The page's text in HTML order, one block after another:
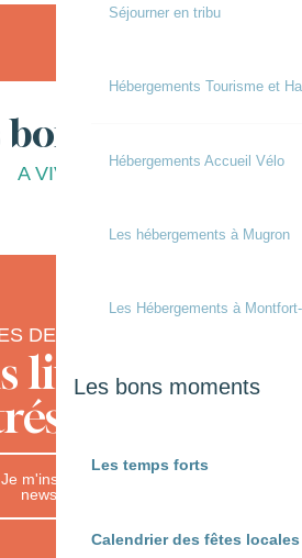
Séjourner en tribu
Hébergements Tourisme et
Hébergements Accueil Vélo
Les hébergements à Mugron
Les Hébergements à
Les bons moments
Les temps forts
Calendrier des fêtes
choses
A VIVRE
les vacances d’automne
DE CHALOSSE
livre ses
Je m'inscris à la
newsletter